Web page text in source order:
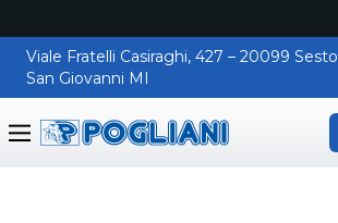
Viale Fratelli Casiraghi, 427 – 20099 Sesto
San Giovanni MI